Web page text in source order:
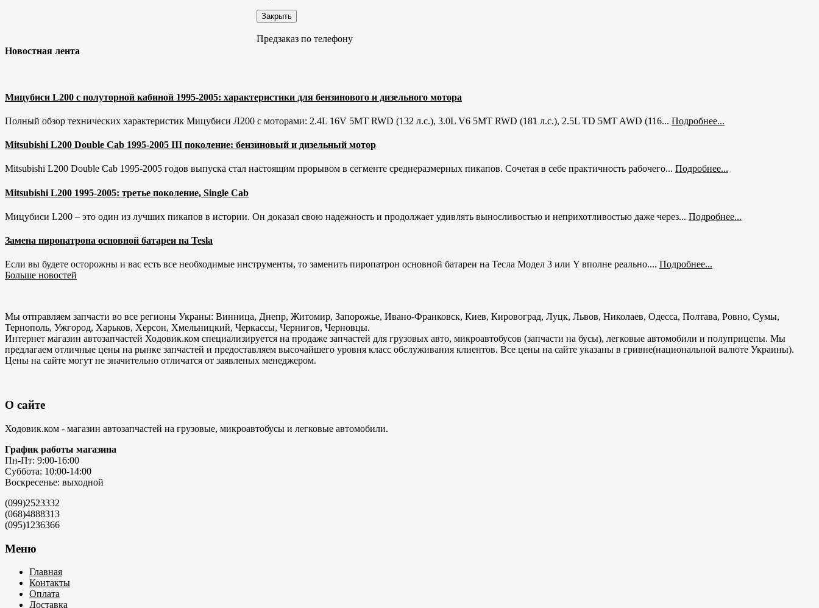
Закрыть
Предзаказ по телефону
Новостная лента
Мицубиси L200 с полуторной кабиной 1995-2005: характеристики для бензинового и дизельного мотора
Полный обзор технических характеристик Мицубиси Л200 с моторами: 2.4L 16V 5MT RWD (132 л.с.), 3.0L V6 5MT RWD (181 л.с.), 2.5L TD 5MT AWD (116... Подробнее...
Mitsubishi L200 Double Cab 1995-2005 III поколение: бензиновый и дизельный мотор
Mitsubishi L200 Double Cab 1995-2005 годов выпуска стал настоящим прорывом в сегменте среднеразмерных пикапов. Сочетая в себе практичность рабочего... Подробнее...
Mitsubishi L200 1995-2005: третье поколение, Single Cab
Мицубиси L200 – это один из лучших пикапов в истории. Он доказал свою надежность и продолжает удивлять выносливостью и неприхотливостью даже через... Подробнее...
Замена пиропатрона основной батареи на Tesla
Если вы будете осторожны и вас есть все необходимые инструменты, то заменить пиропатрон основной батареи на Тесла Модел 3 или Y вполне реально.... Подробнее...
Больше новостей
Мы отправляем запчасти во все регионы Украны: Винница, Днепр, Житомир, Запорожье, Ивано-Франковск, Киев, Кировоград, Луцк, Львов, Николаев, Одесса, Полтава, Ровно, Сумы,
Тернополь, Ужгород, Харьков, Херсон, Хмельницкий, Черкассы, Чернигов, Черновцы.
Интернет магазин автозапчастей Ходовик.ком специализируется на продаже запчастей для грузовых авто, микроавтобусов (запчасти на бусы), легковые автомобили и полуприцепы. Мы
предлагаем отличные цены на рынке запчастей и предоставляем высочайшего уровня класс обслуживания клиентов. Все цены на сайте указаны в гривне(национальной валюте Украины).
Цены на сайте могут не значительно отличатся от заявленых менеджером.
О сайте
Ходовик.ком - магазин автозапчастей на грузовые, микроавтобусы и легковые автомобили.
График работы магазина
Пн-Пт: 9:00-16:00
Суббота: 10:00-14:00
Воскресенье: выходной
(099)2523332
(068)4888313
(095)1236366
Меню
Главная
Контакты
Оплата
Доставка